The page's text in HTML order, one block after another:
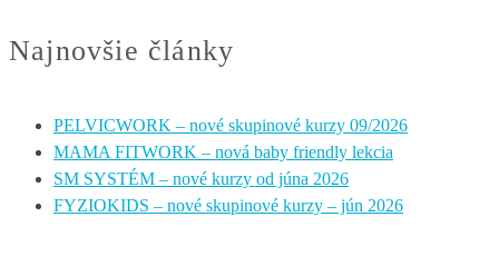
Najnovšie články
PELVICWORK – nové skupinové kurzy 09/2026
MAMA FITWORK – nová baby friendly lekcia
SM SYSTÉM – nové kurzy od júna 2026
FYZIOKIDS – nové skupinové kurzy – jún 2026